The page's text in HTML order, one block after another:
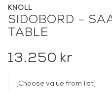
KNOLL
SIDOBORD -
TABLE
13.250 kr